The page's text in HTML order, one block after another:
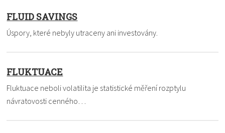
FLUID SAVINGS
Úspory, které nebyly utraceny ani investovány.
FLUKTUACE
Fluktuace neboli volatilita je statistické měření rozptylu
návratovosti cenného…